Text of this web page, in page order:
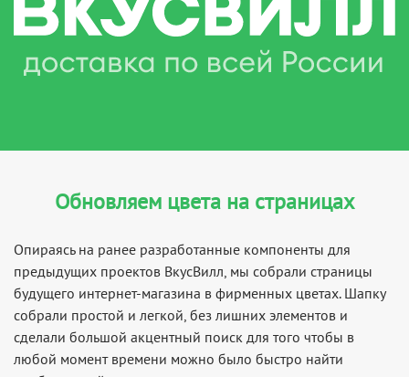
Обновляем цвета на страницах
Опираясь на ранее разработанные компоненты для
предыдущих проектов ВкусВилл, мы собрали страницы
будущего интернет-магазина в фирменных цветах. Шапку
собрали простой и легкой, без лишних элементов и
сделали большой акцентный поиск для того чтобы в
любой момент времени можно было быстро найти